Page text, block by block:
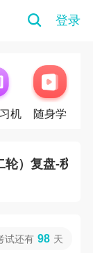
登录
机 随身学
）复盘-涉税
轮）复盘-税法
试还有 98 天